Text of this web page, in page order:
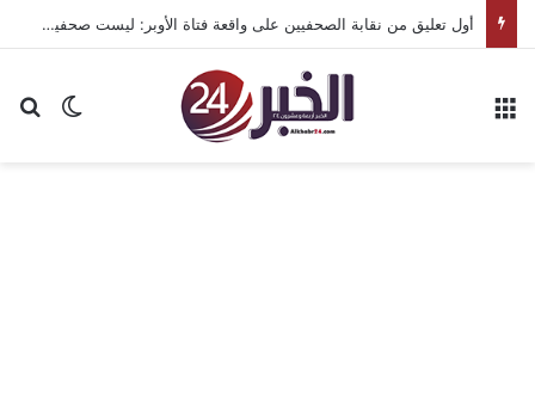
أول تعليق من نقابة الصحفيين على واقعة فتاة الأوبر: ليست صحفية وغير مقيدة بجداول النقابة
الوضع